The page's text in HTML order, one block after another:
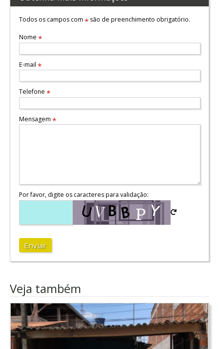
Todos os campos com *são de preenchimento obrigatório.
Nome *
E-mail *
Telefone *
Mensagem *
Por favor, digite os caracteres para validação:
Enviar
Veja também